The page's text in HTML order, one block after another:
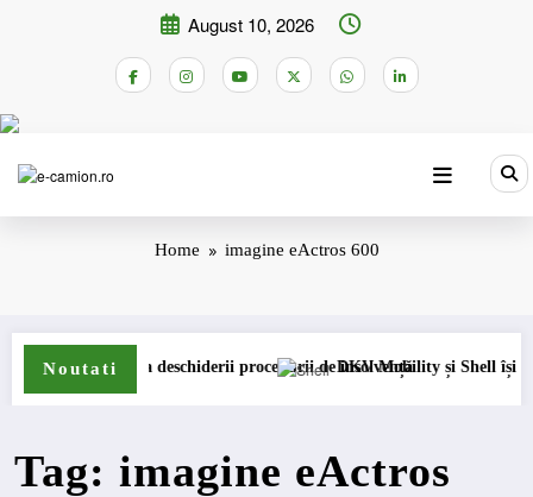
August 10, 2026
Home imagine eActros 600
Noutati
cererea deschiderii procedurii de insolvențăDKV Mobility și Shell își extind
Tag: imagine eActros